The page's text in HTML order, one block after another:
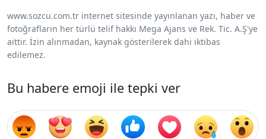
www.sozcu.com.tr internet sitesinde yayınlanan yazı, haber ve
fotoğrafların her türlü telif hakkı Mega Ajans ve Rek. Tic. A.Ş'ye
aittir. İzin alınmadan, kaynak gösterilerek dahi iktibas
edilemez.
Bu habere emoji ile tepki ver